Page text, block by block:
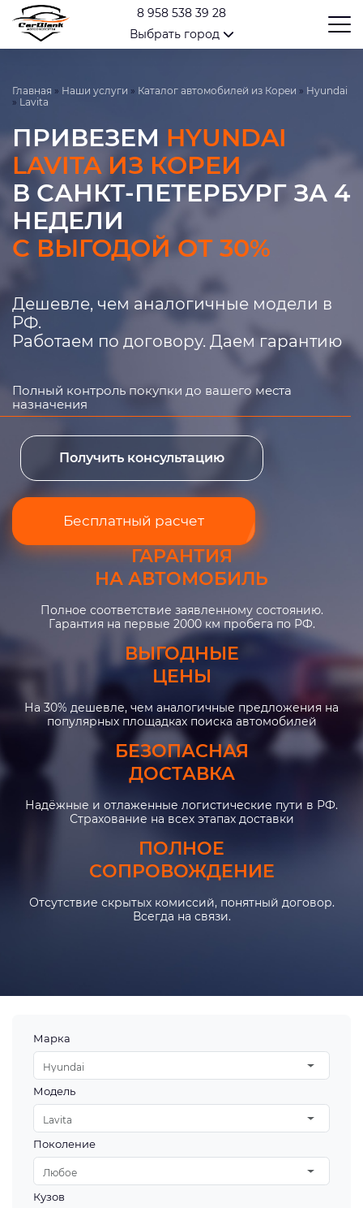
8 958 538 39 28
Выбрать город
Главная » Наши услуги » Каталог автомобилей из Кореи » Hyundai
» Lavita
ПРИВЕЗЕМ HYUNDAI
LAVITA ИЗ КОРЕИ
В САНКТ-ПЕТЕРБУРГ ЗА 4
НЕДЕЛИ
С ВЫГОДОЙ ОТ 30%
Дешевле, чем аналогичные модели в
РФ.
Работаем по договору. Даем гарантию
Полный контроль покупки до вашего места
назначения
Получить консультацию
Бесплатный расчет
ГАРАНТИЯ
НА АВТОМОБИЛЬ
Полное соответствие заявленному состоянию.
Гарантия на первые 2000 км пробега по РФ.
ВЫГОДНЫЕ
ЦЕНЫ
На 30% дешевле, чем аналогичные предложения на
популярных площадках поиска автомобилей
БЕЗОПАСНАЯ
ДОСТАВКА
Надёжные и отлаженные логистические пути в РФ.
Страхование на всех этапах доставки
ПОЛНОЕ
СОПРОВОЖДЕНИЕ
Отсутствие скрытых комиссий, понятный договор.
Всегда на связи.
Марка
Hyundai
Модель
Lavita
Поколение
Любое
Кузов